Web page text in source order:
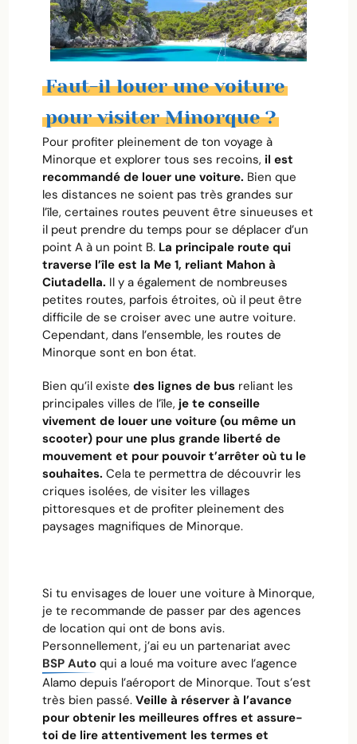
Faut-il louer une voiture
pour visiter Minorque ?
Pour profiter pleinement de ton voyage à
Minorque et explorer tous ses recoins, il est
recommandé de louer une voiture. Bien que
les distances ne soient pas très grandes sur
l’île, certaines routes peuvent être sinueuses et
il peut prendre du temps pour se déplacer d’un
point A à un point B. La principale route qui
traverse l’île est la Me 1, reliant Mahon à
Ciutadella. Il y a également de nombreuses
petites routes, parfois étroites, où il peut être
difficile de se croiser avec une autre voiture.
Cependant, dans l’ensemble, les routes de
Minorque sont en bon état.
Bien qu’il existe des lignes de bus reliant les
principales villes de l’île, je te conseille
vivement de louer une voiture (ou même un
scooter) pour une plus grande liberté de
mouvement et pour pouvoir t’arrêter où tu le
souhaites. Cela te permettra de découvrir les
criques isolées, de visiter les villages
pittoresques et de profiter pleinement des
paysages magnifiques de Minorque.
Si tu envisages de louer une voiture à Minorque,
je te recommande de passer par des agences
de location qui ont de bons avis.
Personnellement, j’ai eu un partenariat avec
BSP Auto qui a loué ma voiture avec l’agence
Alamo depuis l’aéroport de Minorque. Tout s’est
très bien passé. Veille à réserver à l’avance
pour obtenir les meilleures offres et assure-
toi de lire attentivement les termes et